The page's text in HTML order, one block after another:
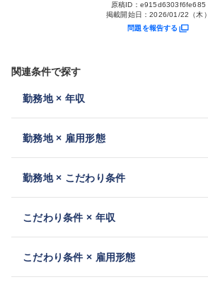
原稿ID： e915d6303f6fe685
掲載開始日：2026/01/22（木）
問題を報告する
関連条件で探す
勤務地 × 年収
勤務地 × 雇用形態
勤務地 × こだわり条件
こだわり条件 × 年収
こだわり条件 × 雇用形態